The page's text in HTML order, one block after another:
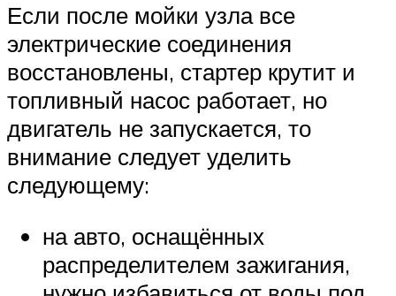
Если после мойки узла все
электрические соединения
восстановлены, стартер крутит и
топливный насос работает, но
двигатель не запускается, то
внимание следует уделить
следующему:
на авто, оснащённых
распределителем зажигания,